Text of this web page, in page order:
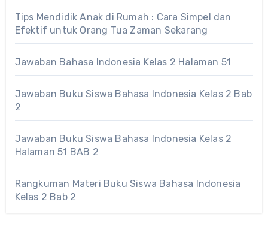
Tips Mendidik Anak di Rumah : Cara Simpel dan
Efektif untuk Orang Tua Zaman Sekarang
Jawaban Bahasa Indonesia Kelas 2 Halaman 51
Jawaban Buku Siswa Bahasa Indonesia Kelas 2 Bab
2
Jawaban Buku Siswa Bahasa Indonesia Kelas 2
Halaman 51 BAB 2
Rangkuman Materi Buku Siswa Bahasa Indonesia
Kelas 2 Bab 2